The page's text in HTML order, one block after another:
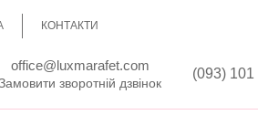
КОНТАКТИ
office@luxmarafet.com
(093) 101
зворотній дзвінок